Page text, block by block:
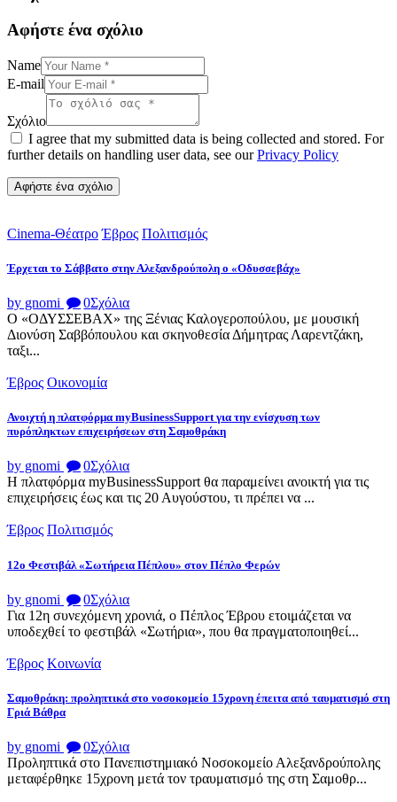
Αφήστε ένα σχόλιο
Name
E-mail
Σχόλιο
I agree that my submitted data is being collected and stored. For
further details on handling user data, see ourPrivacy Policy
Cinema-Θέατρο Έβρος Πολιτισμός
Έρχεται το Σάββατο στην Αλεξανδρούπολη ο «Οδυσσεβάχ»
by gnomi 0Σχόλια
Ο «ΟΔΥΣΣΕΒΑΧ» της Ξένιας Καλογεροπούλου, με μουσική
Διονύση Σαββόπουλου και σκηνοθεσία Δήμητρας Λαρεντζάκη,
ταξι...
Έβρος Οικονομία
Ανοιχτή η πλατφόρμα myBusinessSupport για την ενίσχυση των
πυρόπληκτων επιχειρήσεων στη Σαμοθράκη
by gnomi 0Σχόλια
Η πλατφόρμα myBusinessSupport θα παραμείνει ανοικτή για τις
επιχειρήσεις έως και τις 20 Αυγούστου, τι πρέπει να ...
Έβρος Πολιτισμός
12ο Φεστιβάλ «Σωτήρεια Πέπλου» στον Πέπλο Φερών
by gnomi 0Σχόλια
Για 12η συνεχόμενη χρονιά, ο Πέπλος Έβρου ετοιμάζεται να
υποδεχθεί το φεστιβάλ «Σωτήρια», που θα πραγματοποιηθεί...
Έβρος Κοινωνία
Σαμοθράκη: προληπτικά στο νοσοκομείο 15χρονη έπειτα από ταυματισμό στη
Γριά Βάθρα
by gnomi 0Σχόλια
Προληπτικά στο Πανεπιστημιακό Νοσοκομείο Αλεξανδρούπολης
μεταφέρθηκε 15χρονη μετά τον τραυματισμό της στη Σαμοθρ...